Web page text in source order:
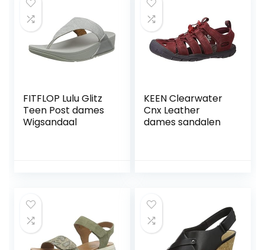
FITFLOP Lulu Glitz
Teen Post dames
Wigsandaal
KEEN Clearwater
Cnx Leather
dames sandalen